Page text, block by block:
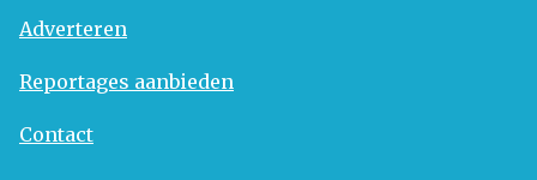
Adverteren
Reportages aanbieden
Contact